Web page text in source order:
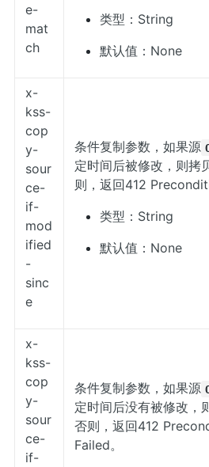
e-
mat
ch
类型：String
默认值：None
x-
kss-
cop
y-
sour
ce-
if-
mod
ified
-
sinc
e
条件复制参数，如果源
定时间后被修改，则拷
则，返回412
类型：String
默认值：None
x-
kss-
cop
y-
sour
ce-
if-
条件复制参数，如果源
定时间后没有被修改，
否则，返回412
Failed。